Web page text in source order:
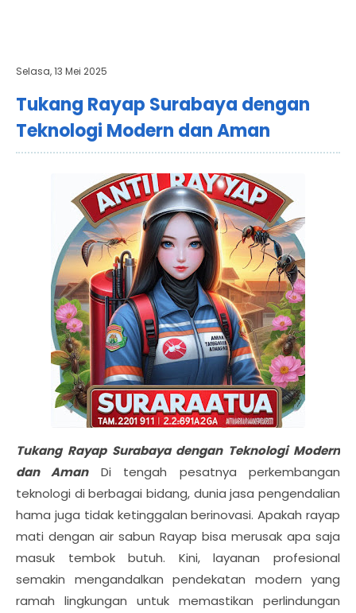
Selasa, 13 Mei 2025
Tukang Rayap Surabaya dengan
Teknologi Modern dan Aman
Tukang Rayap Surabaya dengan Teknologi Modern
dan AmanDi tengah pesatnya perkembangan
teknologi di berbagai bidang, dunia jasa pengendalian
hama juga tidak ketinggalan berinovasi. Apakah rayap
mati dengan air sabun Rayap bisa merusak apa saja
masuk tembok butuh. Kini, layanan profesional
semakin mengandalkan pendekatan modern yang
ramah lingkungan untuk memastikan perlindungan